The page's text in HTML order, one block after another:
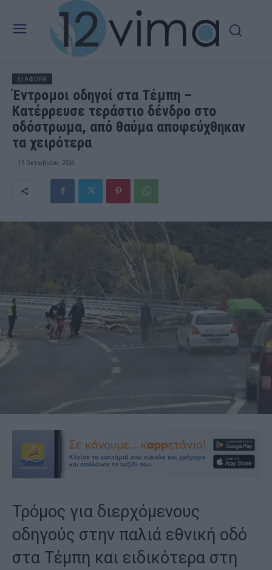
ΔΙΑΦΟΡΑ
Έντρομοι οδηγοί στα Τέμπη –
Κατέρρευσε τεράστιο δένδρο στο
οδόστρωμα, από θαύμα αποφεύχθηκαν
τα χειρότερα
19 Οκτωβρίου, 2024
Τρόμος για διερχόμενους
οδηγούς στην παλιά εθνική οδό
στα Τέμπη και ειδικότερα στη